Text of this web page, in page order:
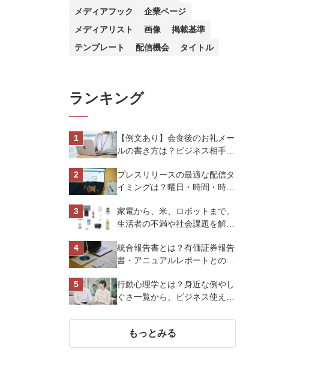
メディアフック
企業ページ
メディアリスト
画像
掲載基準
テンプレート
配信機会 タイトル
ランキング
【例文あり】会食後のお礼メー
ルの書き方は？ビジネス相手に
トを解説
プレスリリースの最適な配信タ
イミングは？曜日・時間・時期
化させよう
家電から、米、ロボットまで。
生活者の不満や社会課題を解決
スオーヤマ株式会社
統合報告書とは？有価証券報告
書・アニュアルレポートとの違
行動心理学とは？身近な例やし
ぐさ一覧から、ビジネス使える
もっとみる